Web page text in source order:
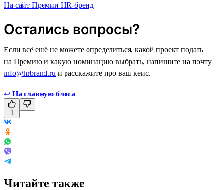
На сайт Премии HR-бренд
Остались вопросы?
Если всё ещё не можете определиться, какой проект подать
на Премию и какую номинацию выбрать, напишите на почту
info@hrbrand.ru и расскажите про ваш кейс.
↩ На главную блога
1
Читайте также